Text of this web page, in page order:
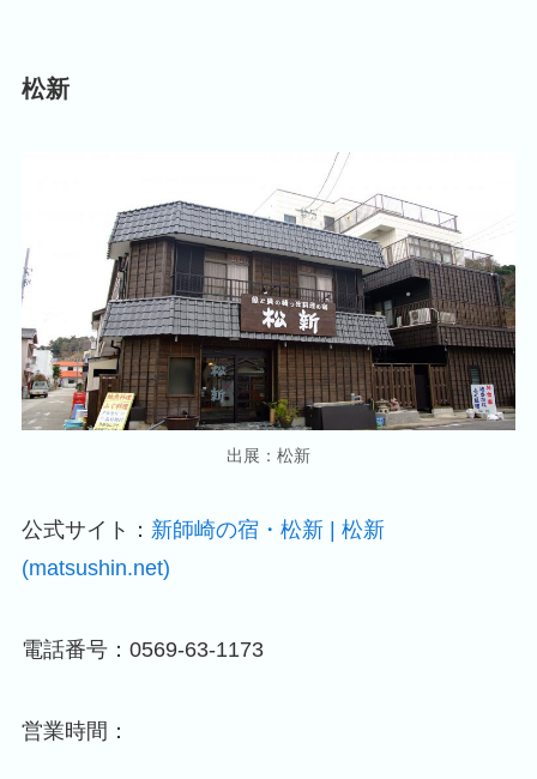
松新
出展：松新
公式サイト： 新師崎の宿・松新 | 松新
(matsushin.net)
電話番号：0569-63-1173
営業時間：